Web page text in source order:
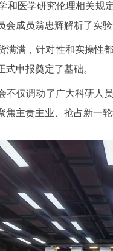
和医学研究伦理相关
会成员翁忠辉解析了实
满满，针对性和实操性
申报奠定了基础。
不仅调动了 广大科研人
焦主责主业、抢占新一